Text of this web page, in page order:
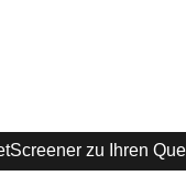
zu Ihren